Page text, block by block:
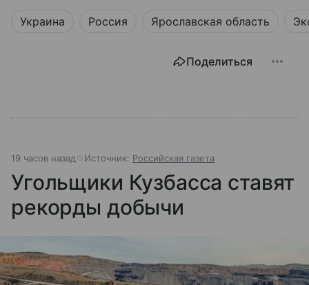
Украина Россия Ярославская область
Поделиться
19 часов назад Источник: Российская газета
Угольщики Кузбасса ставят
рекорды добычи